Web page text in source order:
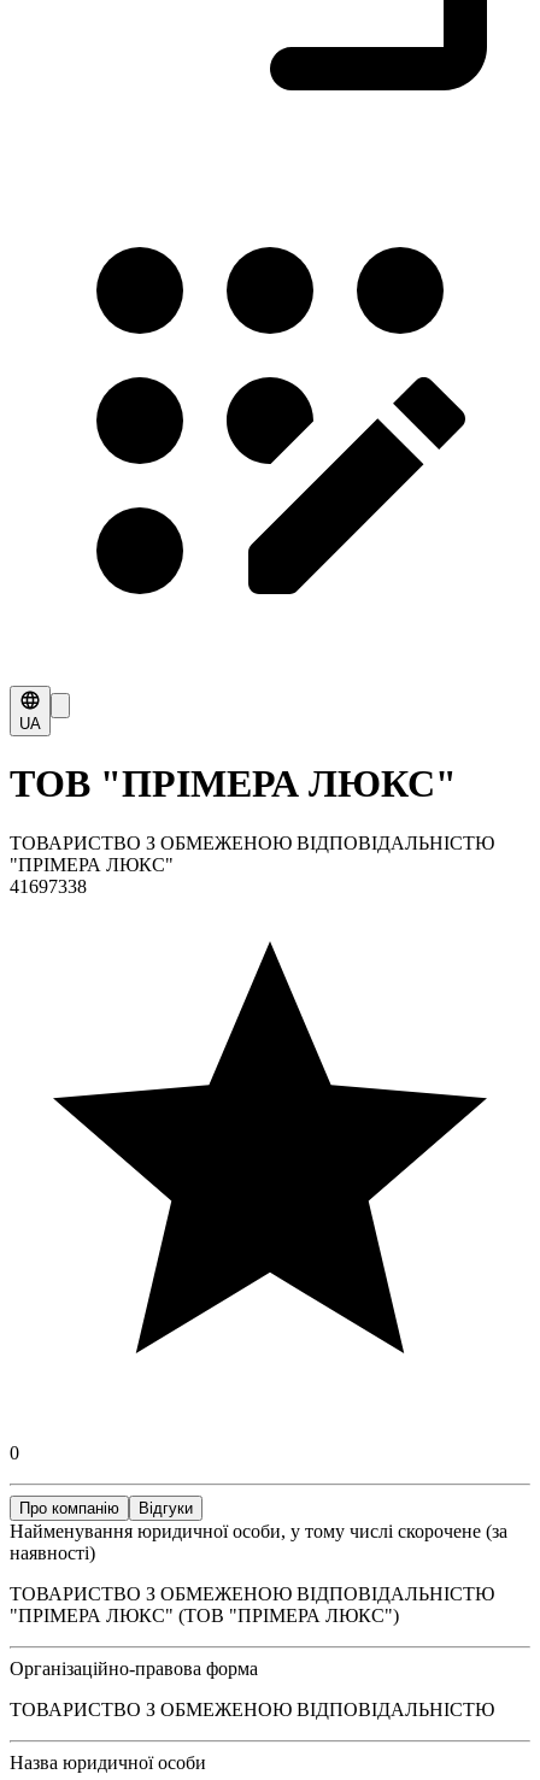
UA
ТОВ "ПРІМЕРА ЛЮКС"
ТОВАРИСТВО З ОБМЕЖЕНОЮ ВІДПОВІДАЛЬНІСТЮ
"ПРІМЕРА ЛЮКС"
41697338
0
Про компанію Відгуки
Найменування юридичної особи, у тому числі скорочене (за
наявності)
ТОВАРИСТВО З ОБМЕЖЕНОЮ ВІДПОВІДАЛЬНІСТЮ
"ПРІМЕРА ЛЮКС" (ТОВ "ПРІМЕРА ЛЮКС")
Організаційно-правова форма
ТОВАРИСТВО З ОБМЕЖЕНОЮ ВІДПОВІДАЛЬНІСТЮ
Назва юридичної особи